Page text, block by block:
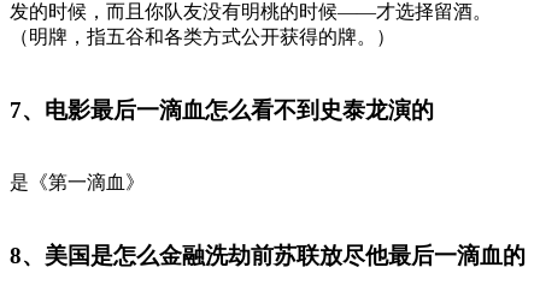
发的时候，而且你队友没有明桃的时候——才选择留酒。
（明牌，指五谷和各类方式公开获得的牌。）
7、电影最后一滴血怎么看不到史泰龙演的
是《第一滴血》
8、美国是怎么金融洗劫前苏联放尽他最后一滴血的